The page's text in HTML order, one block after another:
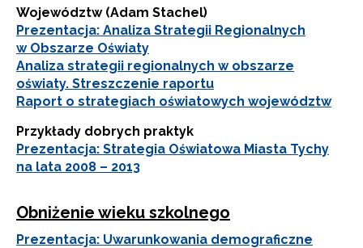
Województw (Adam Stachel)
Prezentacja: Analiza Strategii Regionalnych
w Obszarze Oświaty
Analiza strategii regionalnych w obszarze
oświaty. Streszczenie raportu
Raport o strategiach oświatowych województw
Przykłady dobrych praktyk
Prezentacja: Strategia Oświatowa Miasta Tychy
na lata 2008 – 2013
Obniżenie wieku szkolnego
Prezentacja: Uwarunkowania demograficzne